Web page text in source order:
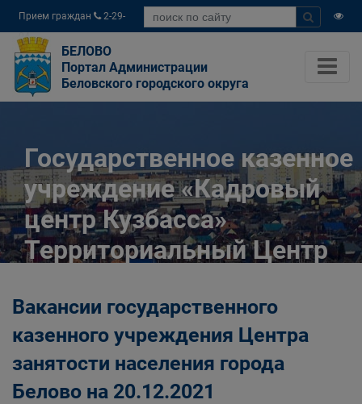
Прием граждан
2-29-
04
БЕЛОВО
Портал Администрации
Беловского городского округа
Государственное казенное
учреждение «Кадровый
центр Кузбасса»
Территориальный Центр
города Белово
Разное
Государственные органы и службы
информируют
Вакансии государственного
казенного учреждения Центра
занятости населения города
Белово на 20.12.2021